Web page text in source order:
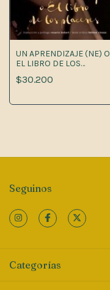
UN APRENDIZAJE (NE) O
EL LIBRO DE LOS
PLACERES
$30.200
Seguinos
Categorías